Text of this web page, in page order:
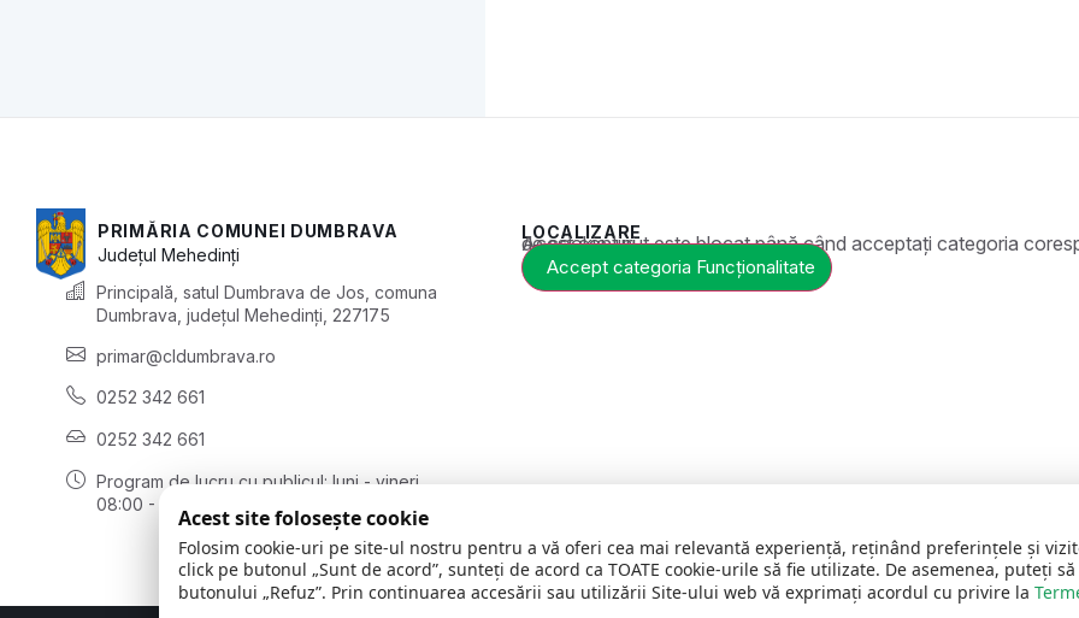
PRIMĂRIA COMUNEI DUMBRAVA
JudețulMehedinți
Principală, satul Dumbrava de Jos, comuna
Dumbrava, județul Mehedinți, 227175
primar@cldumbrava.ro
0252 342 661
0252 342 661
Program de lucru cu publicul: luni - vineri
08:00 - 16:00
LOCALIZARE
Acest conținut este blocat până când acceptați categoria corespunzătoare de cookie-uri.
Accept categoria Funcționalitate
Acest site folosește cookie
Folosim cookie-uri pe site-ul nostru pentru a vă oferi cea mai relevantă experiență, reținând preferințele și
click pe butonul „Sunt de acord”, sunteți de acord ca TOATE cookie-urile să fie utilizate. De asemenea, puteți
butonului „Refuz”. Prin continuarea accesării sau utilizării Site-ului web vă exprimați acordul cu privire la